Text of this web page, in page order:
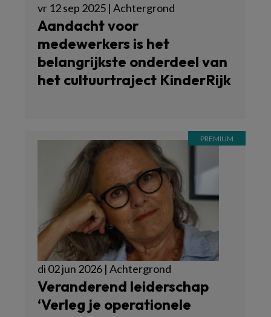
vr 12 sep 2025 | Achtergrond
Aandacht voor
medewerkers is het
belangrijkste onderdeel van
het cultuurtraject KinderRijk
di 02 jun 2026 | Achtergrond
Veranderend leiderschap
‘Verleg je operationele